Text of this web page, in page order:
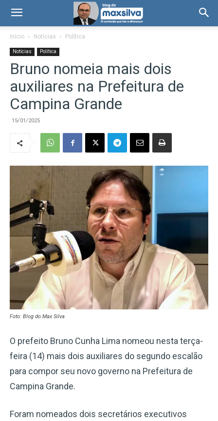
Início Notícias Política
Notícias Política
Bruno nomeia mais dois
auxiliares na Prefeitura de
Campina Grande
15/01/2025
Foto: Blog do Max Silva
O prefeito Bruno Cunha Lima nomeou nesta terça-
feira (14) mais dois auxiliares do segundo escalão
para compor seu novo governo na Prefeitura de
Campina Grande.
Foram nomeados dois secretários executivos